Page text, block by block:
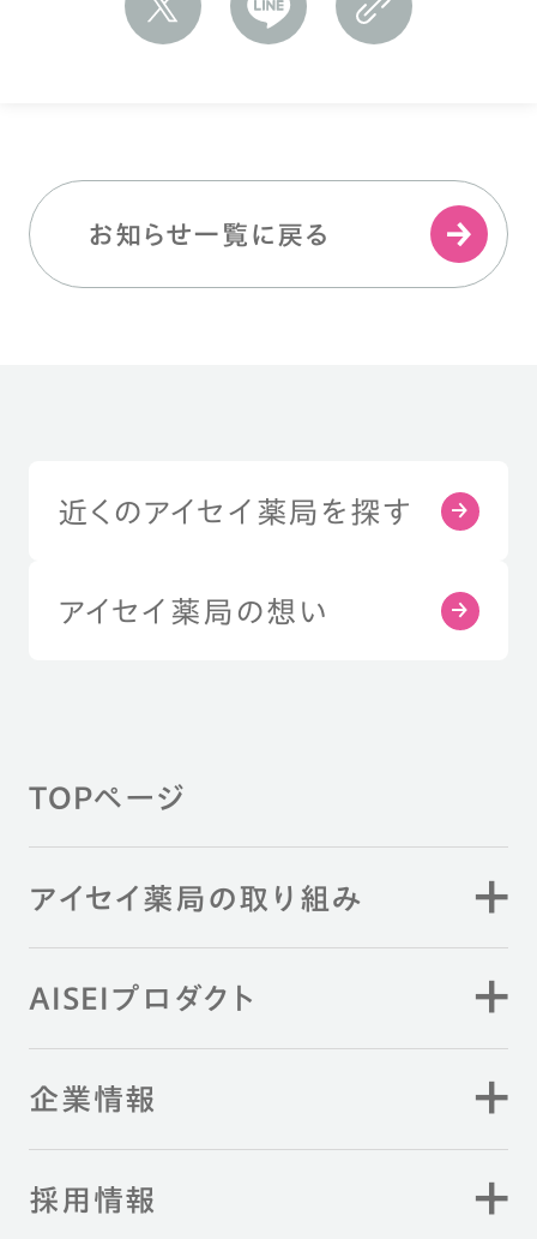
お知らせ一覧に戻る
近くのアイセイ薬局を探す
アイセイ薬局の想い
TOPページ
アイセイ薬局の取り組み
AISEIプロダクト
企業情報
採用情報